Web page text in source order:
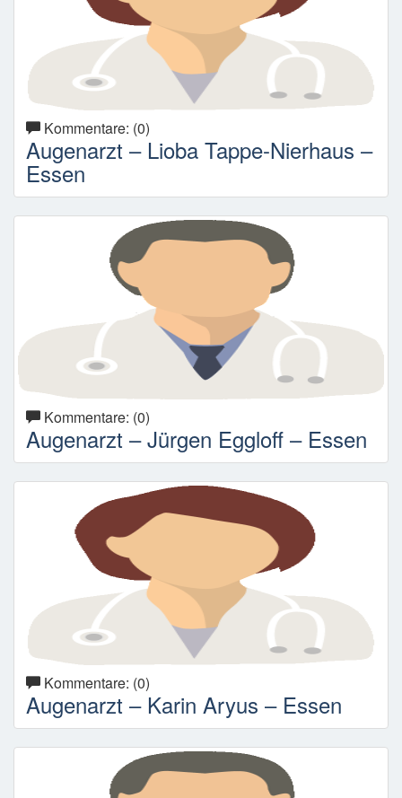
Kommentare: (0)
Augenarzt – Lioba Tappe-Nierhaus –
Essen
Kommentare: (0)
Augenarzt – Jürgen Eggloff – Essen
Kommentare: (0)
Augenarzt – Karin Aryus – Essen